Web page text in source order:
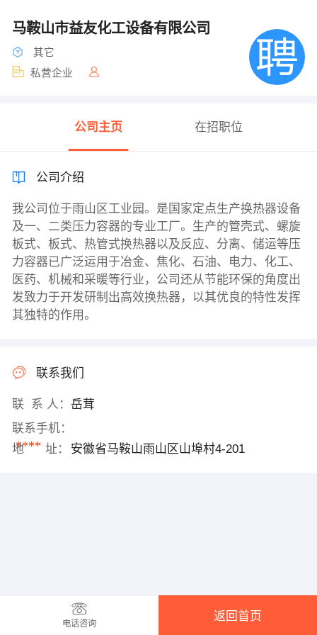
马鞍山市益友化工设备有限公司
其它
私营企业
公司主页 在招职位
公司介绍
我公司位于雨山区工业园。是国家定点生产换热器设备
及一、二类压力容器的专业工厂。生产的管壳式、螺旋
板式、板式、热管式换热器以及反应、分离、储运等压
力容器已广泛运用于冶金、焦化、石油、电力、化工、
医药、机械和采暖等行业，公司还从节能环保的角度出
发致力于开发研制出高效换热器，以其优良的特性发挥
其独特的作用。
联系我们
联 系 人： 岳茸
联系手机：
****
地 址： 安徽省马鞍山雨山区山埠村4-201
电话咨询
返回首页